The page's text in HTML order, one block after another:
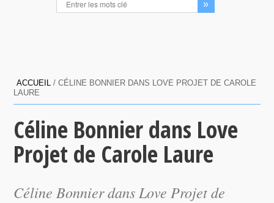
ACCUEIL /CÉLINE BONNIER DANS LOVE PROJET DE CAROLE
LAURE
Céline Bonnier dans Love
Projet de Carole Laure
Céline Bonnier dans Love Projet de